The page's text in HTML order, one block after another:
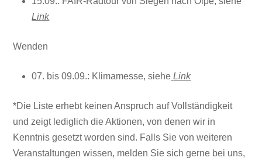
Link
Wenden
07. bis 09.09.: Klimamesse, siehe Link
*Die Liste erhebt keinen Anspruch auf Vollständigkeit
und zeigt lediglich die Aktionen, von denen wir in
Kenntnis gesetzt worden sind. Falls Sie von weiteren
Veranstaltungen wissen, melden Sie sich gerne bei uns,